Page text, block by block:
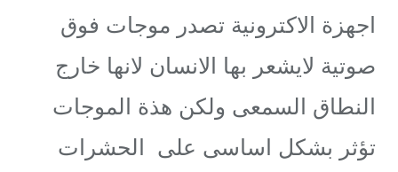
اجهزة الاكترونية تصدر موجات فوق
صوتية لايشعر بها الانسان لانها خارج
النطاق السمعى ولكن هذة الموجات
تؤثر بشكل اساسى على الحشرات